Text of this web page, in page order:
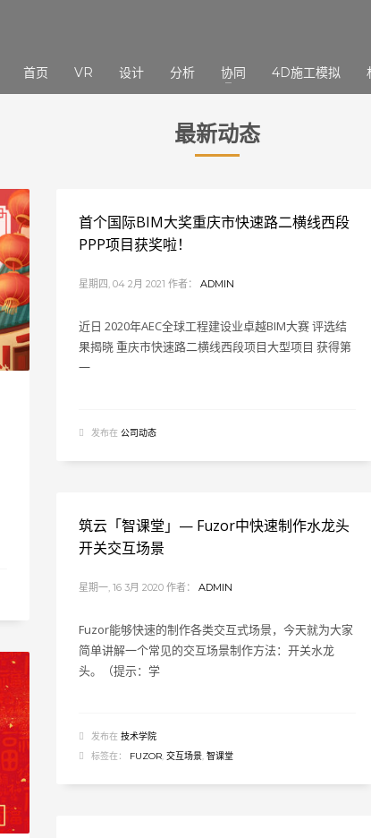
首页 VR 设计 分析 协同 4D施工模拟
最新动态
首个国际BIM大奖重庆市快速路二横线西段
PPP项目获奖啦！
星期四, 04 2月 2021 作者： ADMIN
近日 2020年AEC全球工程建设业卓越BIM大赛 评选结
果揭晓 重庆市快速路二横线西段项目大型项目 获得第
一
发布在 公司动态
筑云「智课堂」— Fuzor中快速制作水龙头
开关交互场景
星期一, 16 3月 2020 作者： ADMIN
Fuzor能够快速的制作各类交互式场景，今天就为大家
简单讲解一个常见的交互场景制作方法：开关水龙
头。（提示：学
发布在 技术学院
标签在：
FUZOR, 交互场景, 智课堂